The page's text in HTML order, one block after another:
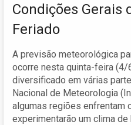
Condições Gerais
Feriado
A previsão meteorológica
ocorre nesta quinta-feira (4/
diversificado em várias
Nacional de Meteorologia
algumas regiões enfrentam
experimentarão um clima